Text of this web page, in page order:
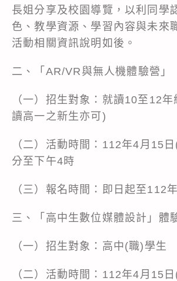
長姐分享及校園導覽，以利同學
色、教學資源、學習內容與未來
活動相關資訊說明如後。
二、「AR/VR與無人機體驗營」
（一）招生對象：就讀10至12
讀高一之新生亦可)
（二）活動時間：112年4月15
分至下午4時
（三）報名時間：即日起至112
三、「高中生數位媒體設計」體
（一）招生對象：高中(職)學生
（二）活動時間：112年4月15